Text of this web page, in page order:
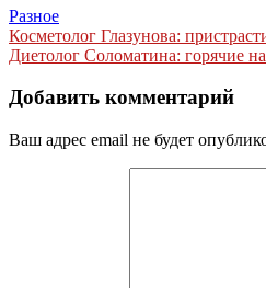
Разное
Навигация
по
записям
Косметолог Глазунова:
Диетолог Соломатина: горячие
Добавить комментарий
Ваш адрес email не будет